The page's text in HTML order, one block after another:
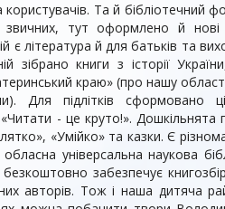
Та й бібліотечний
тут оформлено й нові
є літерату­ра й для батьків та
зібрано книги з історії
краю» (про нашу
Для підлітків сформовано
«Читати - це круто!».
«Умійко» та казки. Є
універсальна наукова
забезпечує
авторів. Тож і наша дитяча